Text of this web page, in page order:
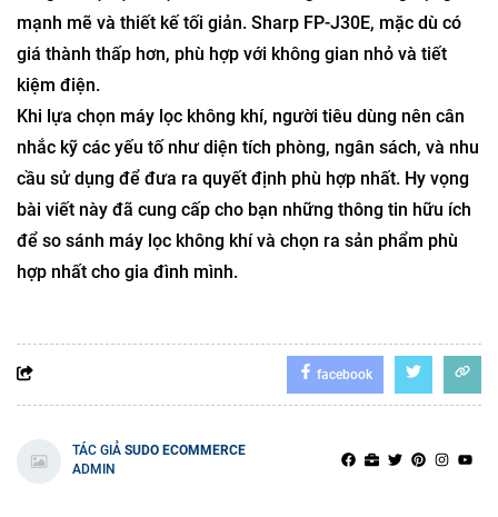
mạnh mẽ và thiết kế tối giản. Sharp FP-J30E, mặc dù có
giá thành thấp hơn, phù hợp với không gian nhỏ và tiết
kiệm điện.
Khi lựa chọn máy lọc không khí, người tiêu dùng nên cân
nhắc kỹ các yếu tố như diện tích phòng, ngân sách, và nhu
cầu sử dụng để đưa ra quyết định phù hợp nhất. Hy vọng
bài viết này đã cung cấp cho bạn những thông tin hữu ích
để so sánh máy lọc không khí và chọn ra sản phẩm phù
hợp nhất cho gia đình mình.
facebook
TÁC GIẢ SUDO ECOMMERCE
ADMIN